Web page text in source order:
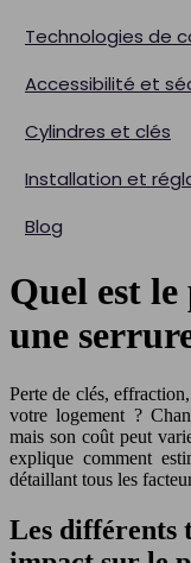
Technologies de
Accessibilité et
Cylindres et clés
Installation et
Blog
Quel est
une
Perte de clés,
votre logement ?
mais son coût peut
explique comment
détaillant tous les
Les différents